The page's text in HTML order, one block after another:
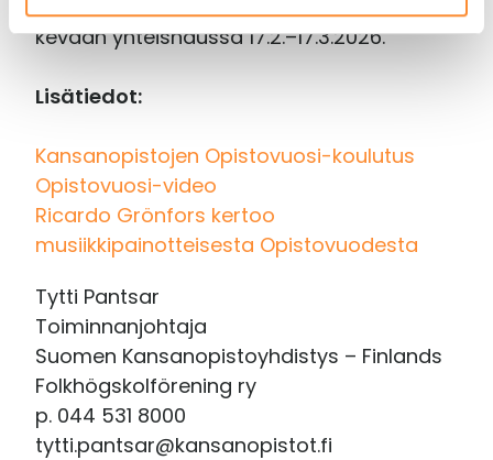
kevään yhteishaussa 17.2.–17.3.2026.
Lisätiedot:
Kansanopistojen Opistovuosi-koulutus
Opistovuosi-video
Ricardo Grönfors kertoo
musiikkipainotteisesta Opistovuodesta
Tytti Pantsar
Toiminnanjohtaja
Suomen Kansanopistoyhdistys – Finlands
Folkhögskolförening ry
p. 044 531 8000
tytti.pantsar@kansanopistot.fi